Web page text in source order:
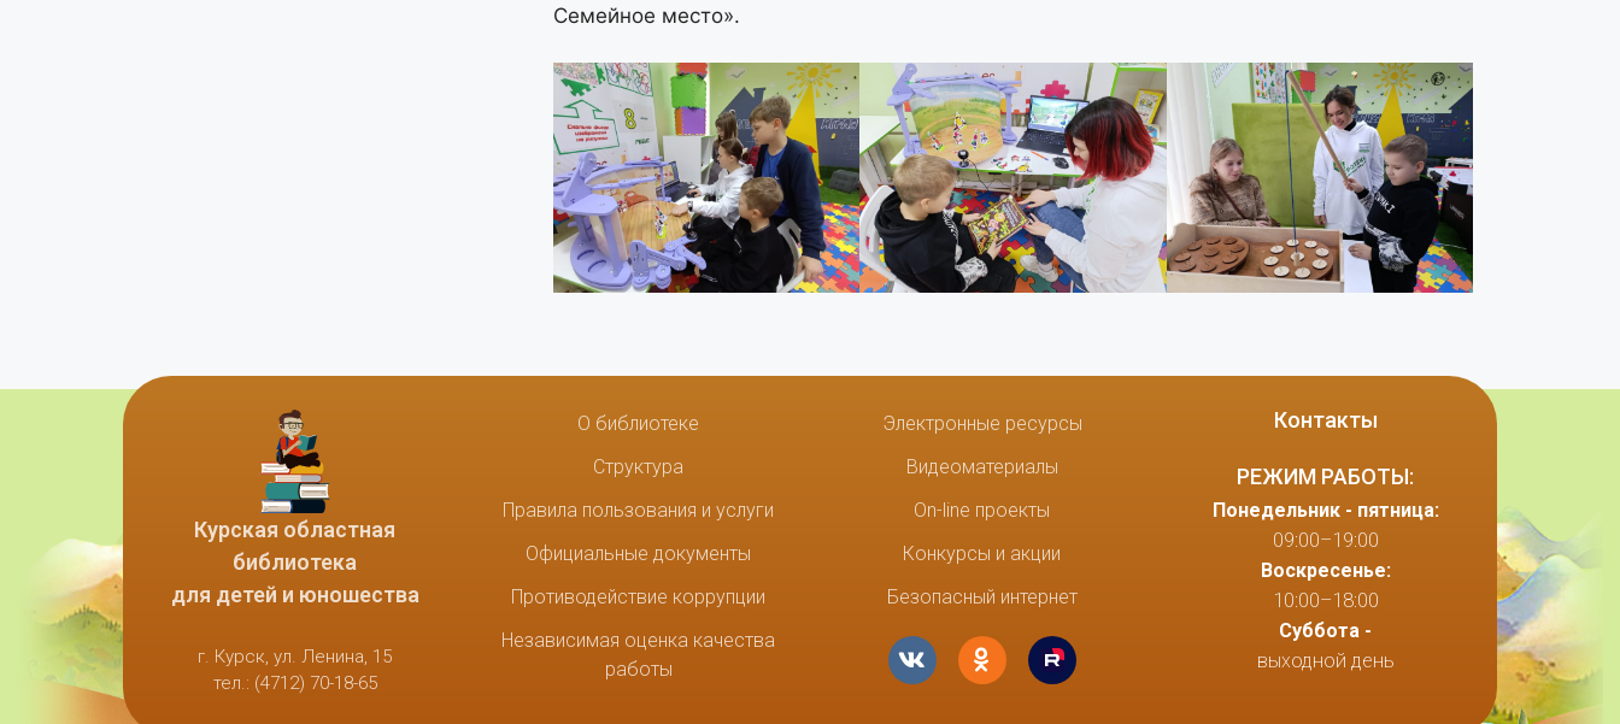
Семейное место».
Курская областная
библиотека
для детей и юношества
г. Курск, ул. Ленина, 15
тел.: (4712) 70-18-65
О библиотеке
Структура
Правила пользования и услуги
Официальные документы
Противодействие коррупции
Независимая оценка качества
работы
Электронные ресурсы
Видеоматериалы
On-line проекты
Конкурсы и акции
Безопасный интернет
Контакты
РЕЖИМ РАБОТЫ:
Понедельник - пятница:
09:00–19:00
Воскресенье:
10:00–18:00
Суббота -
выходной день